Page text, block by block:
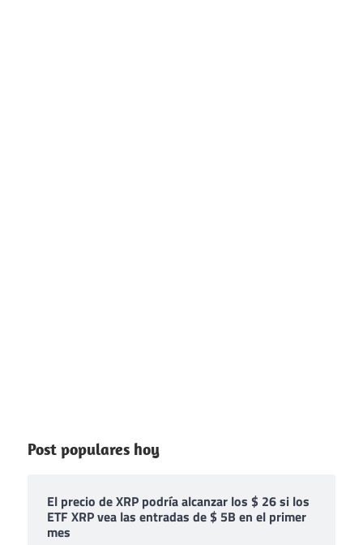
Post populares hoy
El precio de XRP podría alcanzar los $ 26 si los
ETF XRP vea las entradas de $ 5B en el primer
mes